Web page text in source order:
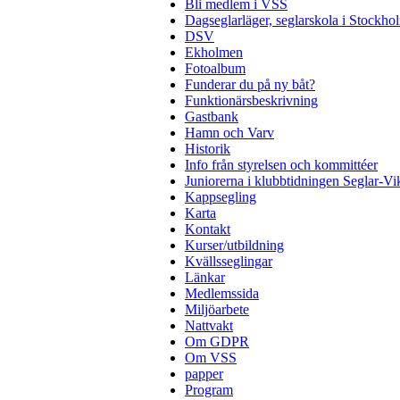
Bli medlem i VSS
Dagseglarläger, seglarskola i
DSV
Ekholmen
Fotoalbum
Funderar du på ny båt?
Funktionärsbeskrivning
Gastbank
Hamn och Varv
Historik
Info från styrelsen och kommittéer
Juniorerna i klubbtidningen Seglar-
Kappsegling
Karta
Kontakt
Kurser/utbildning
Kvällsseglingar
Länkar
Medlemssida
Miljöarbete
Nattvakt
Om GDPR
Om VSS
papper
Program